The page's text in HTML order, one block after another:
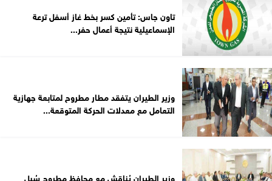
تاون جاس: تأمين كسر بخط غاز أسفل ترعة
الإسماعيلية نتيجة أعمال حفر...
وزير الطيران يتفقد مطار مطروح لمتابعة جهازية
التعامل مع معدلات الحركة المتوقعة...
وزير الطيران يُناقش مع محافظ مطروح سُبل